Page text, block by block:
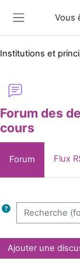
Vous
Forum des
cours
Forum Flux
Recherche
Ajouter une